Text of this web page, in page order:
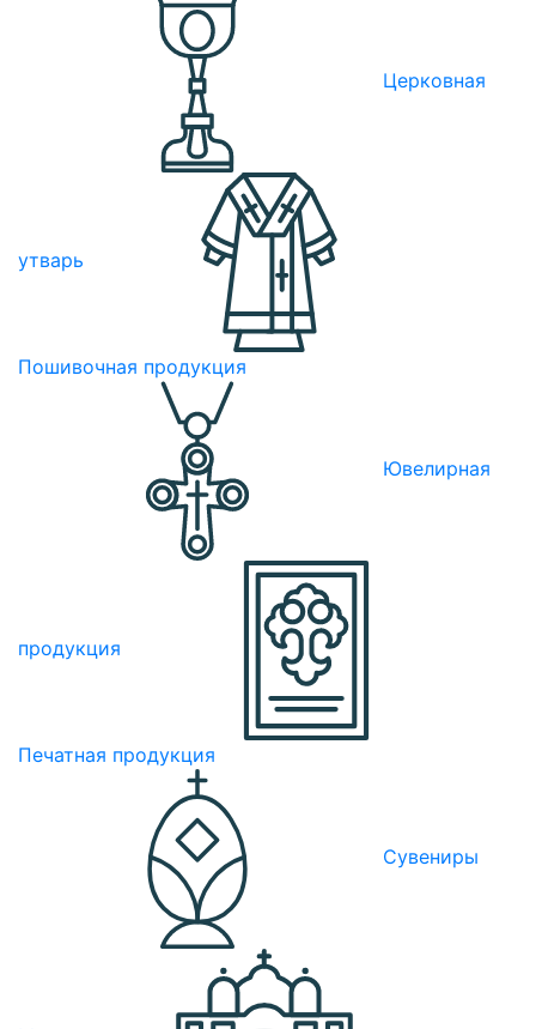
Церковная
утварь
Пошивочная продукция
Ювелирная
продукция
Печатная продукция
Сувениры